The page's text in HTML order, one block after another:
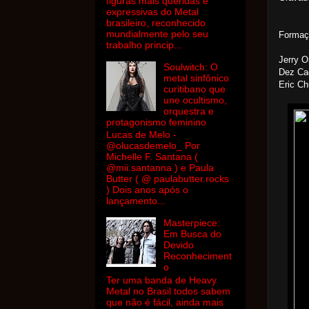
Jerry
Dez
Eric
expressivas do Metal
brasileiro, reconhecido
mundialmente pelo seu
trabalho princip...
Soulwitch: O
metal sinfônico
curitibano que
une ocultismo,
orquestra e
protagonismo feminino
Lucas de Melo -
@olucasdemelo_ Por
Michelle F. Santana (
@mii.santanna ) e Paula
Butter ( @ paulabutter.rocks
) Dois anos após o
lançamento...
Masterpiece:
Em Busca do
Devido
Reconheciment
o
Ter uma banda de Heavy
Metal no Brasil todos sabem
que não é fácil, ainda mais